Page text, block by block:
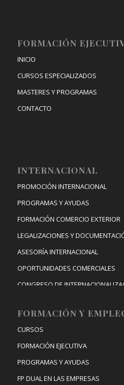
FORMACIÓN
INICIO
CURSOS ESPECIALIZADOS
MASTERES Y PROGRAMAS
CONTACTO
INTERNACIONAL
PROMOCIÓN INTERNACIONAL
PROGRAMAS Y AYUDAS
FORMACIÓN COMERCIO EXTERIOR
LEGALIZACIONES Y
ASESORÍA INTERNACIONAL
OPORTUNIDADES COMERCIALES
CONGRESO DE
FORMACIÓN Y
CURSOS
FORMACIÓN EJECUTIVA
PROGRAMAS Y AYUDAS
FP DUAL EN LAS EMPRESAS